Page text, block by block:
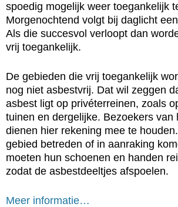
spoedig mogelijk weer toegankelijk
Morgenochtend volgt bij daglicht
Als die succesvol verloopt dan
vrij toegankelijk.
De gebieden die vrij toegankelijk
nog niet asbestvrij. Dat wil zeggen
asbest ligt op privéterreinen, zoals
tuinen en dergelijke. Bezoekers van
dienen hier rekening mee te
gebied betreden of in aanraking
moeten hun schoenen en handen
zodat de asbestdeeltjes afspoelen.
Meer informatie…